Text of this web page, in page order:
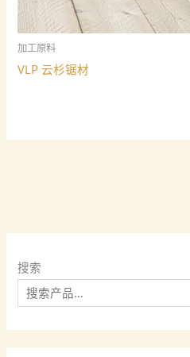
搜索
加工原料
VLP 云杉锯材